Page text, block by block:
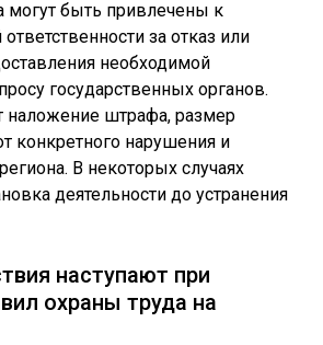
могут быть привлечены к
за отказ или
необходимой
государственных органов.
наложение штрафа, размер
конкретного нарушения и
В некоторых случаях
деятельности до устранения
наступают при
охраны труда на